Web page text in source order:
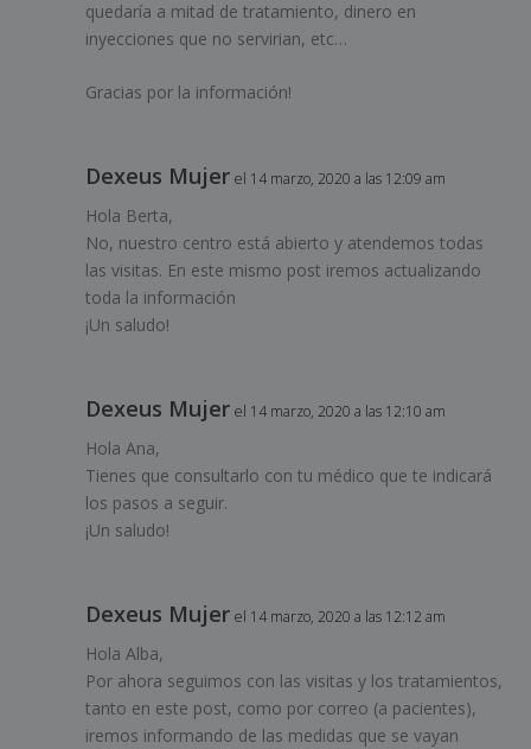
quedaría a mitad de tratamiento, dinero en
inyecciones que no servirian, etc…
Gracias por la información!
Dexeus Mujer el 14 marzo, 2020 a las 12:09 am
Hola Berta,
No, nuestro centro está abierto y atendemos todas
las visitas. En este mismo post iremos actualizando
toda la información
¡Un saludo!
Dexeus Mujer el 14 marzo, 2020 a las 12:10 am
Hola Ana,
Tienes que consultarlo con tu médico que te indicará
los pasos a seguir.
¡Un saludo!
Dexeus Mujer el 14 marzo, 2020 a las 12:12 am
Hola Alba,
Por ahora seguimos con las visitas y los tratamientos,
tanto en este post, como por correo (a pacientes),
iremos informando de las medidas que se vayan